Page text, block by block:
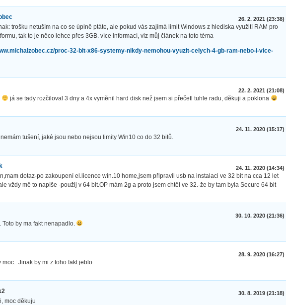
26. 2. 2021 (23:38)
trošku netuším na co se úplně ptáte, ale pokud vás zajímá limit Windows z hlediska využití RAM pro
tak to je něco lehce přes 3GB. více informací, viz můj článek na toto téma
proc-32-bit-x86-systemy-nikdy-nemohou-vyuzit-celych-4-gb-ram-nebo-i-vice-
22. 2. 2021 (21:08)
já se tady rozčiloval 3 dny a 4x vyměnil hard disk než jsem si přečetl tuhle radu, děkuji a poklona
24. 11. 2020 (15:17)
tušení, jaké jsou nebo nejsou limity Win10 co do 32 bitů.
24. 11. 2020 (14:34)
dotaz-po zakoupení el.licence win.10 home,jsem připravil usb na instalaci ve 32 bit na cca 12 let
vždy mě to napíše -použij v 64 bit.OP mám 2g a proto jsem chtěl ve 32.-že by tam byla Secure 64 bit
30. 10. 2020 (21:36)
Toto by ma fakt nenapadlo.
28. 9. 2020 (16:27)
moc.. Jinak by mi z toho fakt jeblo
30. 8. 2019 (21:18)
moc děkuju